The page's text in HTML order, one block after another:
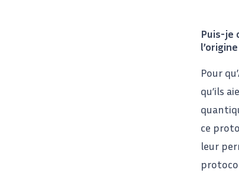
Puis-je
Pour
qu’ils
ce
leur